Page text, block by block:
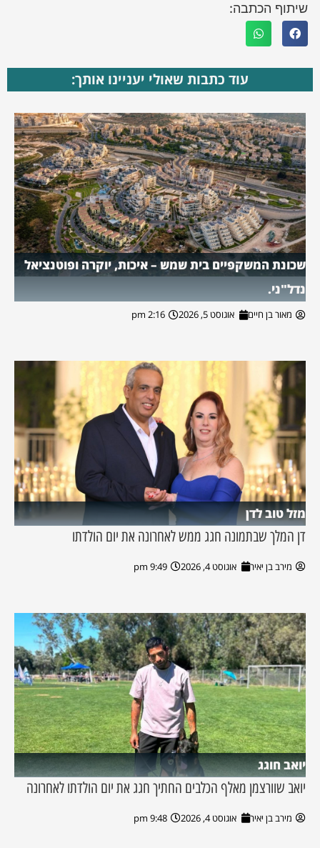
שיתוף הכתבה:
עוד כתבות שאולי יעניינו אותך:
שכונת המשקפיים בית שמש – איכות, יוקרה ופוטנציאל
נדל"ני.
מאור בן חיים אוגוסט 5, 2026 2:16 pm
מזל טוב לדן
דן המלך שבתמונה חגג ממש לאחרונה את יום הולדתו
מירב בן יאיר אוגוסט 4, 2026 9:49 pm
יואב חוגג
יואב שוורצמן מאלף הכלבים החתיך חגג את יום הולדתו לאחרונה
מירב בן יאיר אוגוסט 4, 2026 9:48 pm